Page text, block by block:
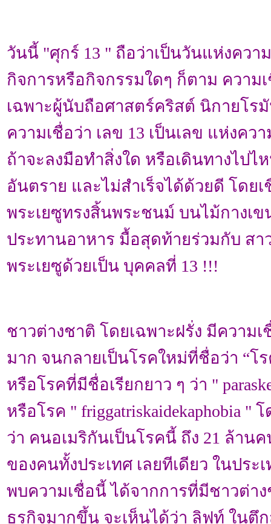
วันนี้ "ศุกร์ 13 " ถือว่าเป็นวันแห่งควา
กิจการหรือกิจกรรมใดๆ ก็ตาม ความ
เฉพาะผู้นับถือศาสตร์คริสต์ นิกายโร
ความเชื่อว่า เลข 13 เป็นเลข แห่งคว
ถ้าจะลงมือทำสิ่งใด หรือเดินทางไปไ
อันตราย และไม่สำเร็จได้ด้วยดี โดย
พระเยซูทรงสิ้นพระชนม์ บนไม้กางเข
ประทานอาหาร มื้อสุดท้ายร่วมกับ สา
พระเยซูด้วยเป็น บุคคลที่ 13 !!!
ชาวต่างชาติ โดยเฉพาะฝรั่ง มีความเ
มาก จนกลายเป็นโรคใหม่ที่ชื่อว่า “โ
หรือโรคที่มีชื่อเรียกยาว ๆ ว่า "
หรือโรค " friggatriskaidekaphobia "
ว่า คนอเมริกันเป็นโรคนี้ ถึง 21 ล้าน
ของคนทั้งประเทศ เลยทีเดียว ในประ
พบความเชื่อนี้ ได้จากการที่มีชาวต่า
ธุรกิจมากขึ้น จะเห็นได้ว่า ลิฟท์ ในตึ